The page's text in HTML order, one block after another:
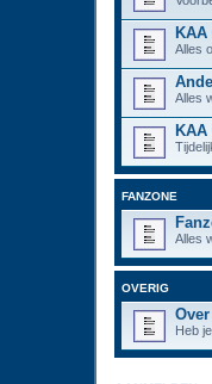
KAA
Alles
Alles
KAA
FANZONE
Alles
OVERIG
Heb